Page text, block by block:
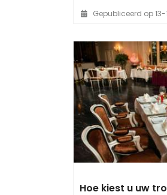
Gepubliceerd op 13-
Hoe kiest u uw